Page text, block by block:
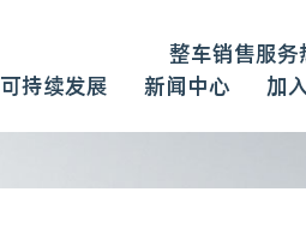
整车销售服
可持续发展 新闻中心 加